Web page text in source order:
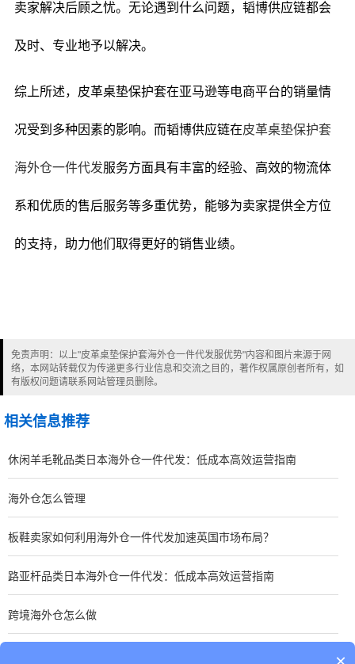
卖家解决后顾之忧。无论遇到什么问题，韬博供应链都会
及时、专业地予以解决。
综上所述，皮革桌垫保护套在亚马逊等电商平台的销量情
况受到多种因素的影响。而韬博供应链在皮革桌垫保护套
海外仓一件代发服务方面具有丰富的经验、高效的物流体
系和优质的售后服务等多重优势，能够为卖家提供全方位
的支持，助力他们取得更好的销售业绩。
免责声明：以上"皮革桌垫保护套海外仓一件代发服优势"内容和图片来源于网
络，本网站转载仅为传递更多行业信息和交流之目的，著作权属原创者所有，如
有版权问题请联系网站管理员删除。
相关信息推荐
休闲羊毛靴品类日本海外仓一件代发：低成本高效运营指南
海外仓怎么管理
板鞋卖家如何利用海外仓一件代发加速英国市场布局？
路亚杆品类日本海外仓一件代发：低成本高效运营指南
跨境海外仓怎么做